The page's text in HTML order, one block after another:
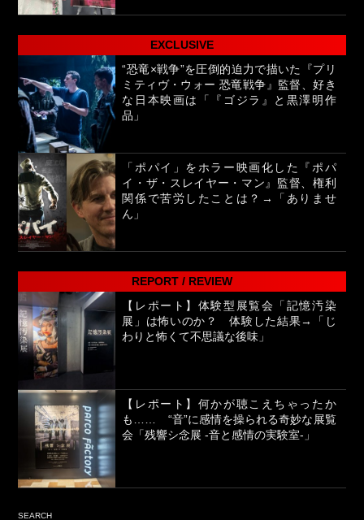
EXCLUSIVE
“恐竜×戦争”を圧倒的迫力で描いた『プリ
ミティヴ・ウォー 恐竜戦争』監督、好き
な日本映画は「『ゴジラ』と黒澤明作
品」
「ポパイ」をホラー映画化した『ポパ
イ・ザ・スレイヤー・マン』監督、権利
関係で苦労したことは？→「ありませ
ん」
REPORT / REVIEW
【レポート】体験型展覧会「記憶汚染
展」は怖いのか？ 体験した結果→「じ
わりと怖くて不思議な後味」
【レポート】何かが聴こえちゃったか
も…… “音”に感情を操られる奇妙な展覧
会「残響シ念展 -⾳と感情の実験室-」
SEARCH